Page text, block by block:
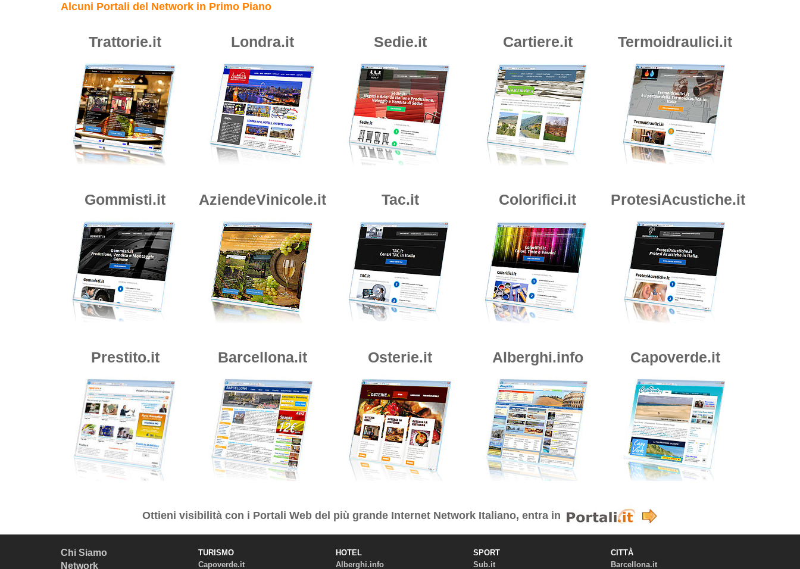
Alcuni Portali del Network in Primo Piano
Trattorie.it Londra.it Sedie.it Cartiere.it Termoidraulici.it
Gommisti.it AziendeVinicole.it Tac.it Colorifici.it ProtesiAcustiche.it
Prestito.it Barcellona.it Osterie.it Alberghi.info Capoverde.it
Ottieni visibilità con i Portali Web del più grande Internet Network Italiano, entra in
Chi Siamo
Network
TURISMO
Capoverde.it
HOTEL
Alberghi.info
SPORT
Sub.it
CITTÀ
Barcellona.it